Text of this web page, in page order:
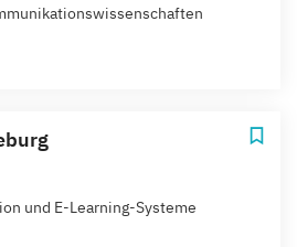
und E-Learning-Systeme